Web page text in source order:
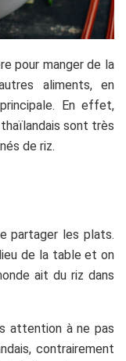
pour manger de la
aliments, en
En effet,
sont très
de riz.
partager les plats.
de la table et on
ait du riz dans
attention à ne pas
contrairement